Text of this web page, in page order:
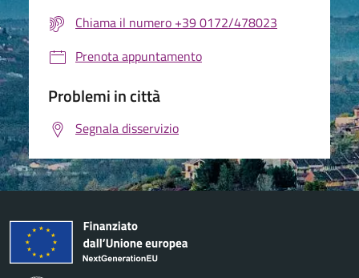
Chiama il numero +39 0172/478023
Prenota appuntamento
Problemi in città
Segnala disservizio